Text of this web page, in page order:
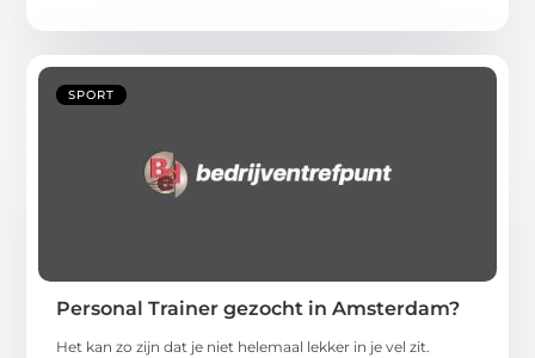
SPORT
Personal Trainer gezocht in Amsterdam?
Het kan zo zijn dat je niet helemaal lekker in je vel zit.